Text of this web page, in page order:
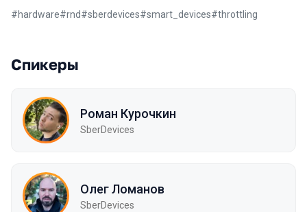
#hardware#rnd#sberdevices#smart_devices#throttling
Спикеры
Роман Курочкин
SberDevices
Олег Ломанов
SberDevices